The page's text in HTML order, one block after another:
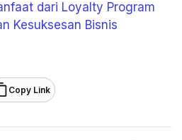
dari Loyalty Program
Kesuksesan Bisnis
Copy Link